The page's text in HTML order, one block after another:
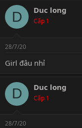
c
t
i
o
s
D Duc long
Cấp 1
28/7/20
Girl đâu nhỉ
D Duc long
Cấp 1
28/7/20